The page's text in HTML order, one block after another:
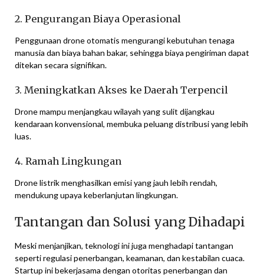
2. Pengurangan Biaya Operasional
Penggunaan drone otomatis mengurangi kebutuhan tenaga
manusia dan biaya bahan bakar, sehingga biaya pengiriman dapat
ditekan secara signifikan.
3. Meningkatkan Akses ke Daerah Terpencil
Drone mampu menjangkau wilayah yang sulit dijangkau
kendaraan konvensional, membuka peluang distribusi yang lebih
luas.
4. Ramah Lingkungan
Drone listrik menghasilkan emisi yang jauh lebih rendah,
mendukung upaya keberlanjutan lingkungan.
Tantangan dan Solusi yang Dihadapi
Meski menjanjikan, teknologi ini juga menghadapi tantangan
seperti regulasi penerbangan, keamanan, dan kestabilan cuaca.
Startup ini bekerjasama dengan otoritas penerbangan dan